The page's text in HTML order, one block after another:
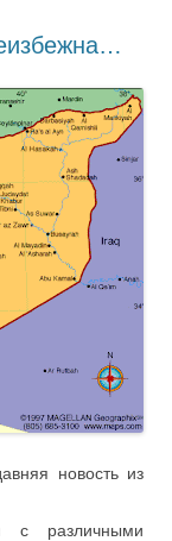
новость из
с различными